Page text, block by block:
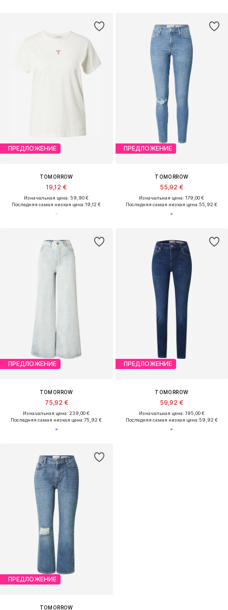
ПРЕДЛОЖЕНИЕ
TOMORROW
19,12 €
Изначальная цена: 59,90 €
Последняя самая низкая цена:19,12 €
ПРЕДЛОЖЕНИЕ
TOMORROW
55,92 €
Изначальная цена: 179,00 €
Последняя самая низкая цена:55,92 €
ПРЕДЛОЖЕНИЕ
TOMORROW
75,92 €
Изначальная цена: 239,00 €
Последняя самая низкая цена:75,92 €
ПРЕДЛОЖЕНИЕ
TOMORROW
59,92 €
Изначальная цена: 195,00 €
Последняя самая низкая цена:59,92 €
ПРЕДЛОЖЕНИЕ
TOMORROW